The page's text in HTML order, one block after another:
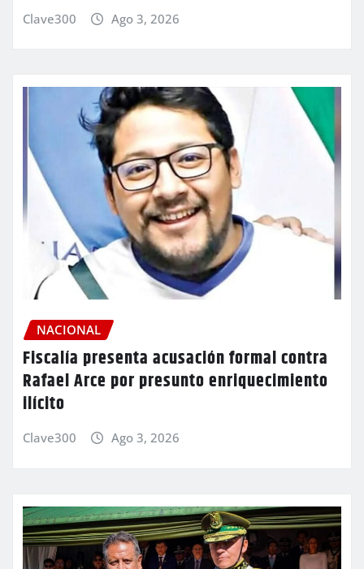
Clave300 Ago 3, 2026
NACIONAL
Fiscalía presenta acusación formal contra
Rafael Arce por presunto enriquecimiento
ilícito
Clave300 Ago 3, 2026